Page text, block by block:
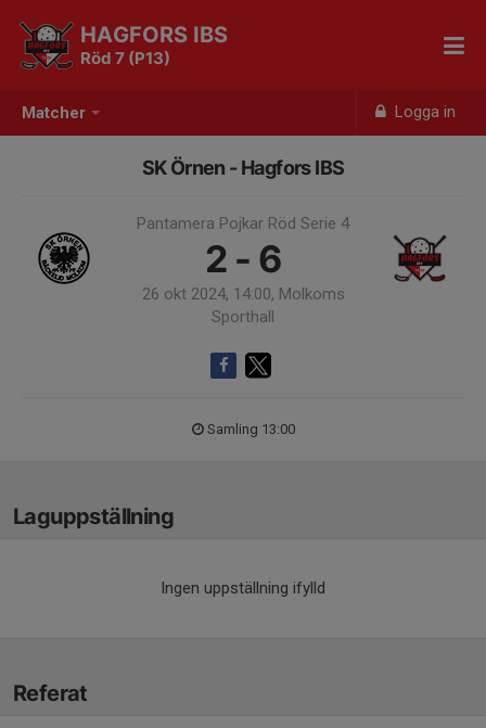
Matcher Logga in
HAGFORS IBS
Röd 7 (P13)
SK Örnen - Hagfors IBS
Pantamera Pojkar Röd Serie 4
2 - 6
26 okt 2024, 14:00, Molkoms
Sporthall
Samling 13:00
Laguppställning
Ingen uppställning ifylld
Referat